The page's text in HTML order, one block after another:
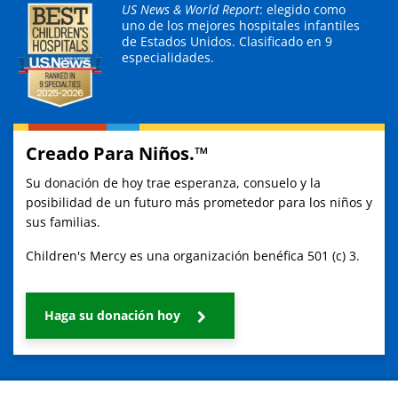
US News & World Report: elegido como
uno de los mejores hospitales infantiles
de Estados Unidos. Clasificado en 9
especialidades.
Creado Para Niños.™
Su donación de hoy trae esperanza, consuelo y la
posibilidad de un futuro más prometedor para los niños y
sus familias.
Children's Mercy es una organización benéfica 501 (c) 3.
Haga su donación hoy